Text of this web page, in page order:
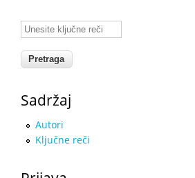
Unesite ključne reči
Sadržaj
Autori
Ključne reči